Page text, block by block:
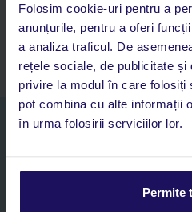
Folosim cookie-uri pentru a
anunțurile, pentru a oferi
a analiza traficul. De
rețele sociale, de publicitate
privire la modul în care folosiți
pot combina cu alte informații
în urma folosirii serviciilor lor.
Permite
singură aplicație
Asistență 24/7 prin chat, pe
Abonați-vă la